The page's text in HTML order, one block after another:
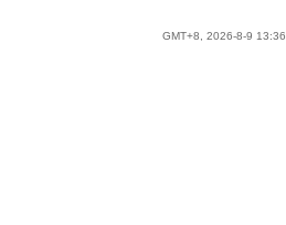
GMT+8, 2026-8-9 13:36